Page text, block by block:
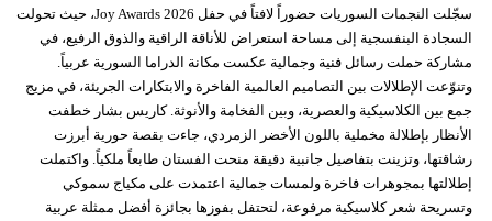
سجّلت النجمات السوريات حضوراً لافتاً في حفل Joy Awards 2026، حيث تحولت
السجادة البنفسجية إلى مساحة استعراض للأناقة الراقية والذوق الرفيع، في
مشاركة حملت رسائل فنية وجمالية عكست مكانة الدراما السورية عربياً.
وتنوّعت الإطلالات بين التصاميم العالمية الفاخرة والابتكارات الجريئة، في مزيج
جمع بين الكلاسيكية والعصرية، وبين الفخامة والأنوثة. كاريس بشار خطفت
الأنظار بإطلالة مخملية باللون الأخضر الزمردي، جاءت بقصة حورية أبرزت
رشاقتها، وتزينت بتفاصيل جانبية دقيقة منحت الفستان طابعاً ملكياً. واكتملت
إطلالتها بمجوهرات فاخرة ولمسات جمالية اعتمدت على مكياج سموكي
وتسريحة شعر كلاسيكية مرفوعة، لتحتفل بفوزها بجائزة أفضل ممثلة عربية